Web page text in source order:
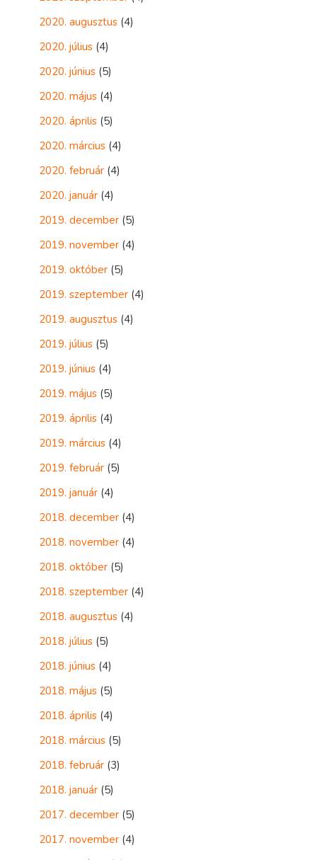
2020. augusztus (4)
2020. július (4)
2020. június (5)
2020. május (4)
2020. április (5)
2020. március (4)
2020. február (4)
2020. január (4)
2019. december (5)
2019. november (4)
2019. október (5)
2019. szeptember (4)
2019. augusztus (4)
2019. július (5)
2019. június (4)
2019. május (5)
2019. április (4)
2019. március (4)
2019. február (5)
2019. január (4)
2018. december (4)
2018. november (4)
2018. október (5)
2018. szeptember (4)
2018. augusztus (4)
2018. július (5)
2018. június (4)
2018. május (5)
2018. április (4)
2018. március (5)
2018. február (3)
2018. január (5)
2017. december (5)
2017. november (4)